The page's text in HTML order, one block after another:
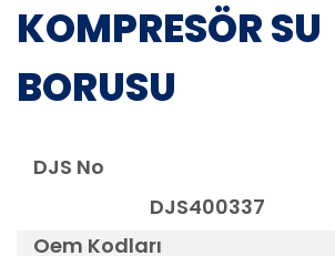
KOMPRESÖR SU
BORUSU
DJS No
DJS400337
Oem Kodları